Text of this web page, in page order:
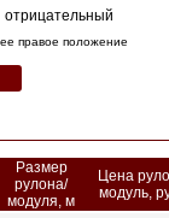
отрицательный
правое положение
Размер
рулона/
модуля, м
Цена
модуль,